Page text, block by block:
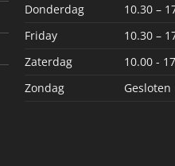
Donderdag
10.30 –
Friday
10.30 –
Zaterdag
10.00 -
Zondag
Gesloten